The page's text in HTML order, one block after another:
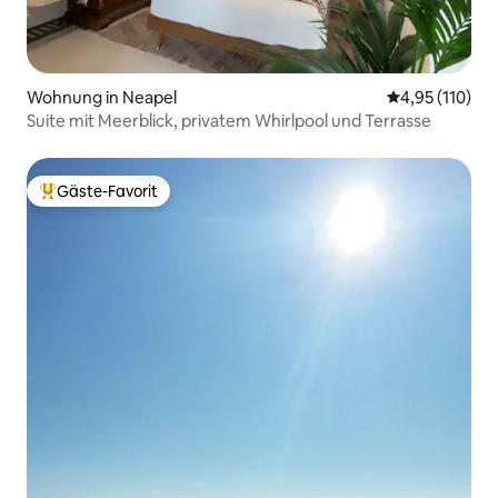
Wohnung in Neapel
4,95 (110)
Suite mit Meerblick, privatem Whirlpool und Terrasse
Beliebter Gäste-Favorit.
Gäste-Favorit